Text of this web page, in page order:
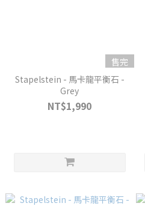
售完
Stapelstein - 馬卡龍平衡石 -
Grey
NT$1,990